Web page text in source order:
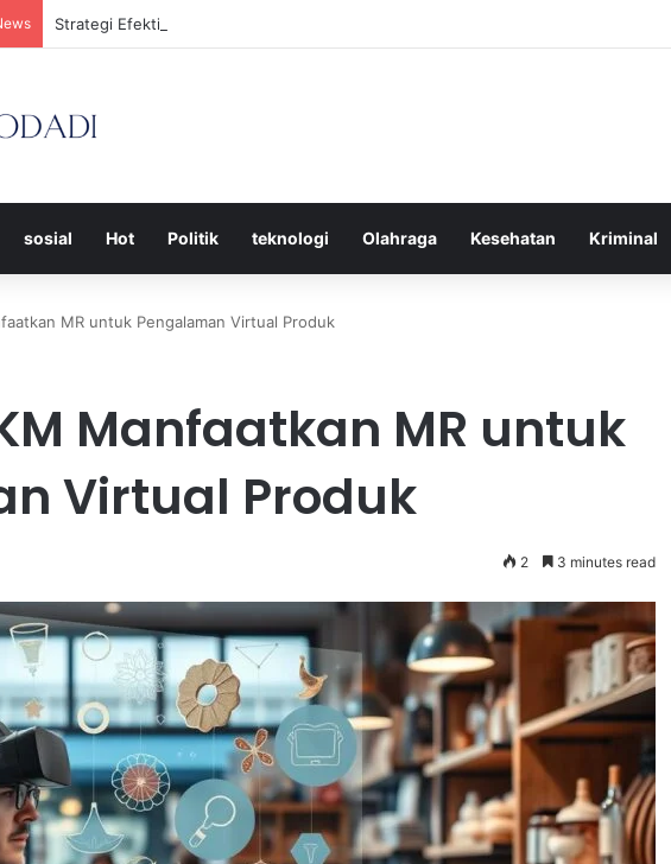
Strategi Efektif Menggunakan Media Sosial untuk Menghemat Waktu Berharga Anda
sosial Hot Politik teknologi Olahraga Kesehatan Kriminal
MR untuk Pengalaman Virtual Produk
Manfaatkan MR untuk
Virtual Produk
2 3 minutes read